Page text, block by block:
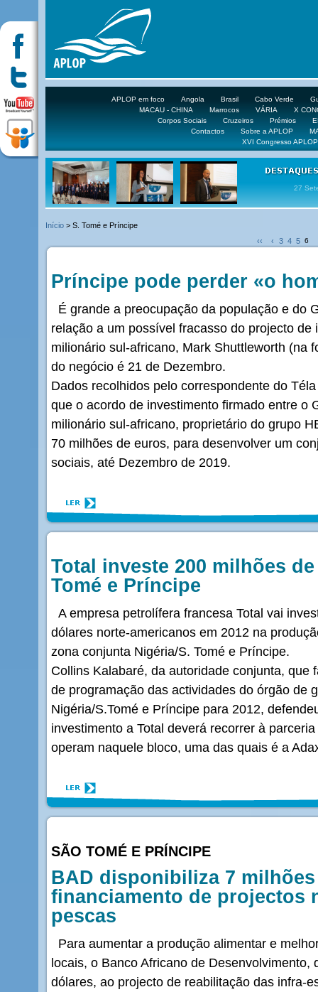
APLOP em foco Angola Brasil Cabo Verde
MACAU - CHINA
Marrocos VÁRIA
X
Corpos Sociais
Cruzeiros Prémios
Contactos
Sobre a APLOP
XVI Congresso APLOP
16 DE
Início > S. Tomé e Príncipe
‹‹
‹ 3 4 5 6
Príncipe pode perder «o
É grande a preocupação da população e do
relação a um possível fracasso do projecto de
milionário sul-africano, Mark Shuttleworth (na
do negócio é 21 de Dezembro.
Dados recolhidos pelo correspondente do
que o acordo de investimento firmado entre o
milionário sul-africano, proprietário do grupo
70 milhões de euros, para desenvolver um
sociais, até Dezembro de 2019.
Total investe 200 milhões
Tomé e Príncipe
A empresa petrolífera francesa Total vai
dólares norte-americanos em 2012 na
zona conjunta Nigéria/S. Tomé e Príncipe.
Collins Kalabaré, da autoridade conjunta, que
de programação das actividades do órgão de
Nigéria/S.Tomé e Príncipe para 2012,
investimento a Total deverá recorrer à
operam naquele bloco, uma das quais é a
SÃO TOMÉ E PRÍNCIPE
BAD disponibiliza 7
financiamento de projectos
pescas
Para aumentar a produção alimentar e
locais, o Banco Africano de Desenvolvimento,
dólares, ao projecto de reabilitação das infra-